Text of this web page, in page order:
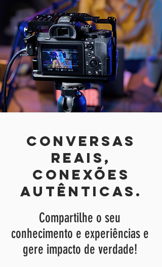
Conversas
reais,
Conexões
autênticas.
Compartilhe o seu
conhecimento e experiências e
gere impacto de verdade!